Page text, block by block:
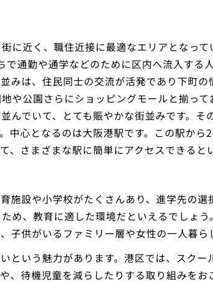
に近く、職住近接に最適なエリアとなっ
通勤や通学などのために区内へ流入する
みは、住民同士の交流が活発であり下町
や公園さらにショッピングモールと揃って
んでいて、とても賑やかな街並みです。そ
中心となるのは大阪港駅です。この駅か
さまざまな駅に簡単にアクセスできると
施設や小学校がたくさんあり、進学先の
め、教育に適した環境だといえるでしょ
供がいるファミリー層や女性の一人暮ら
という魅力があります。港区では、スク
、待機児童を減らしたりする取り組みを